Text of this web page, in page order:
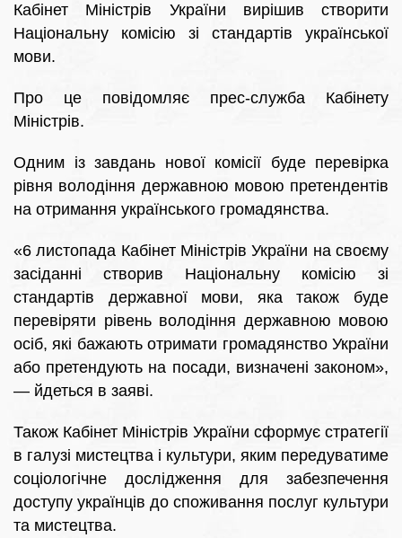
Кабінет Міністрів України вирішив створити
Національну комісію зі стандартів української
мови.
Про це повідомляє прес-служба Кабінету
Міністрів.
Одним із завдань нової комісії буде перевірка
рівня володіння державною мовою претендентів
на отримання українського громадянства.
«6 листопада Кабінет Міністрів України на своєму
засіданні створив Національну комісію зі
стандартів державної мови, яка також буде
перевіряти рівень володіння державною мовою
осіб, які бажають отримати громадянство України
або претендують на посади, визначені законом»,
— йдеться в заяві.
Також Кабінет Міністрів України сформує стратегії
в галузі мистецтва і культури, яким передуватиме
соціологічне дослідження для забезпечення
доступу українців до споживання послуг культури
та мистецтва.